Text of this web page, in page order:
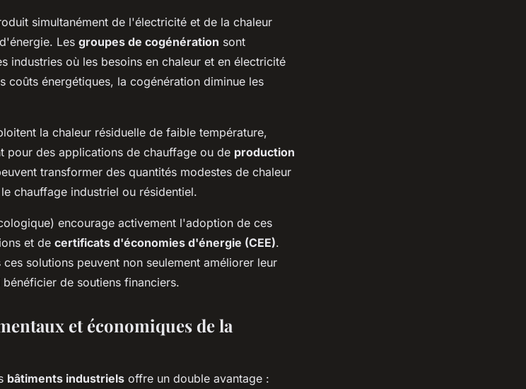
simultanément de l'électricité et de la chaleur
Les groupes de cogénération sont
industries où les besoins en chaleur et en électricité
coûts énergétiques, la cogénération diminue les
la chaleur résiduelle de faible température,
pour des applications de chauffage ou de production
transformer des quantités modestes de chaleur
chauffage industriel ou résidentiel.
encourage activement l'adoption de ces
et de certificats d'économies d'énergie (CEE).
solutions peuvent non seulement améliorer leur
de soutiens financiers.
et économiques de la
bâtiments industriels offre un double avantage :